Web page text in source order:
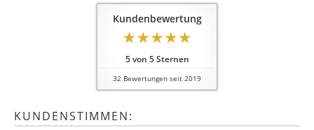
Kundenbewertung
5von 5Sternen
32 Bewertungen seit 2019
KUNDENSTIMMEN: